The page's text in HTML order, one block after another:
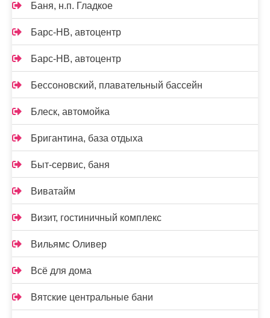
Баня, н.п. Гладкое
Барс-НВ, автоцентр
Барс-НВ, автоцентр
Бессоновский, плавательный бассейн
Блеск, автомойка
Бригантина, база отдыха
Быт-сервис, баня
Виватайм
Визит, гостиничный комплекс
Вильямс Оливер
Всё для дома
Вятские центральные бани